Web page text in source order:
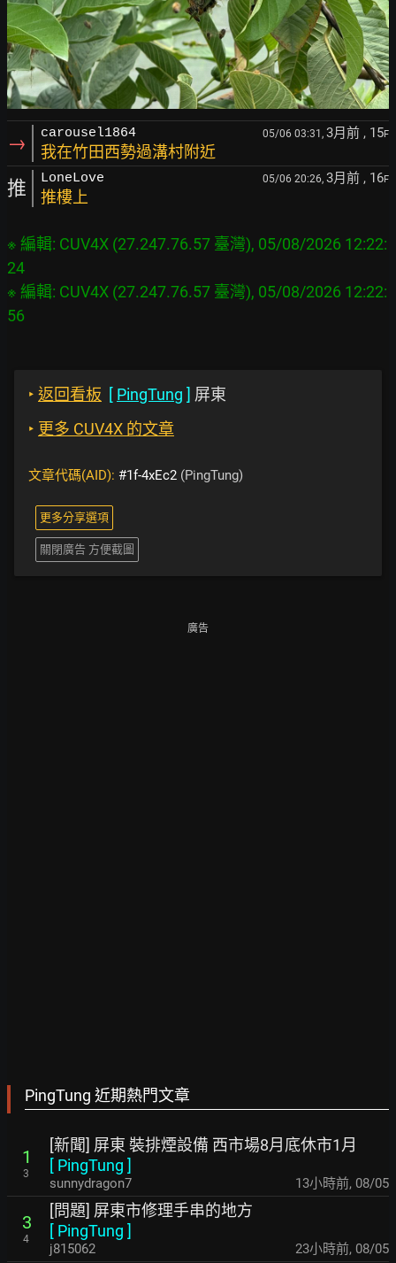
→ carousel1864 05/06 03:31, 3月前 , 15F
我在竹田西勢過溝村附近
推 LoneLove 05/06 20:26, 3月前 , 16F
推樓上
※ 編輯: CUV4X (27.247.76.57 臺灣), 05/08/2026 12:22:
24
※ 編輯: CUV4X (27.247.76.57 臺灣), 05/08/2026 12:22:
‣ 返回看板 [ PingTung ] 屏東
‣ 更多 CUV4X 的文章
文章代碼(AID): #1f-4xEc2 (PingTung)
更多分享選項
關閉廣告 方便截圖
廣告
PingTung 近期熱門文章
1
3
[新聞] 屏東 裝排煙設備 西市場8月底休市1月
[ PingTung ]
sunnydragon7 13小時前, 08/05
3
4
[問題] 屏東市修理手串的地方
[ PingTung ]
j815062 23小時前, 08/05